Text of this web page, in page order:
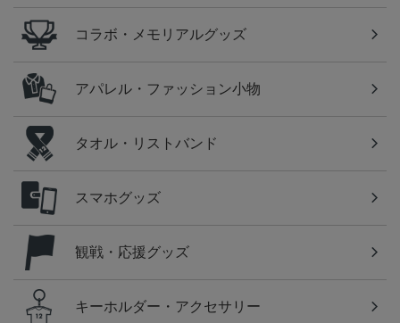
コラボ・メモリアルグッズ
アパレル・ファッション小物
タオル・リストバンド
スマホグッズ
観戦・応援グッズ
キーホルダー・アクセサリー